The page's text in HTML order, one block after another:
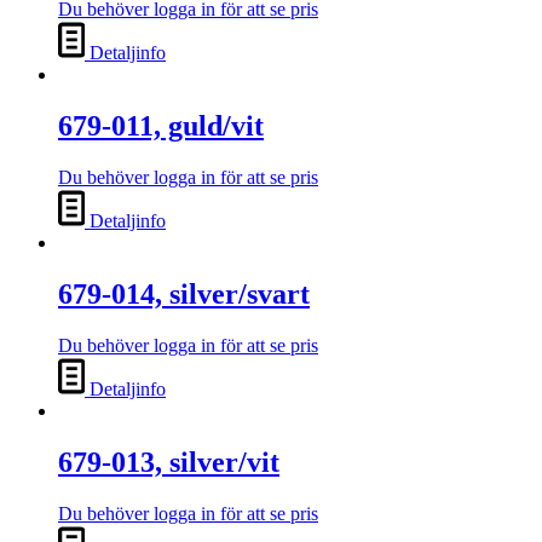
Du behöver logga in för att se pris
Detaljinfo
679-011, guld/vit
Du behöver logga in för att se pris
Detaljinfo
679-014, silver/svart
Du behöver logga in för att se pris
Detaljinfo
679-013, silver/vit
Du behöver logga in för att se pris